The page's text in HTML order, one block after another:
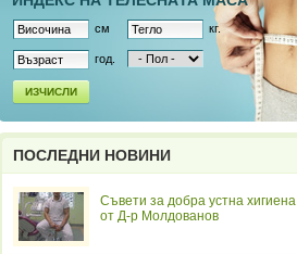
см кг.
год.
ИЗЧИСЛИ
ПОСЛЕДНИ НОВИНИ
Съвети за добра устна хигиена
от Д-р Молдованов